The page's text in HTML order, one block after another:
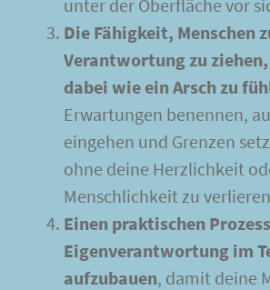
unter der Oberfläche vor
Die Fähigkeit, Menschen
Verantwortung zu
dabei wie ein Arsch zu
Erwartungen benennen,
eingehen und Grenzen
ohne deine Herzlichkeit
Menschlichkeit zu
Einen praktischen
Eigenverantwortung im
aufzubauen, damit deine